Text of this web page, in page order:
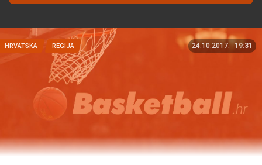
HRVATSKA REGIJA 24.10.2017. 19:31